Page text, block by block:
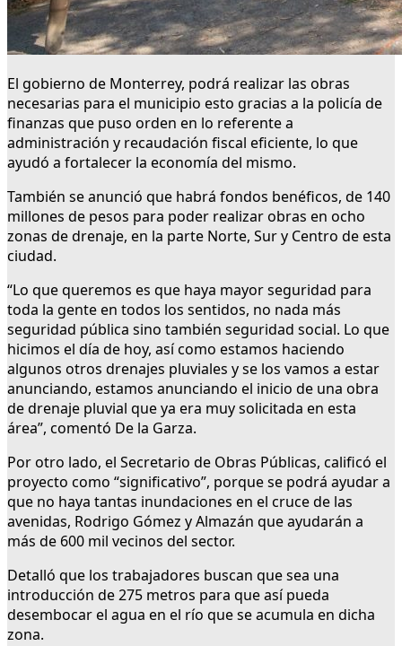
El gobierno de Monterrey, podrá realizar las obras
necesarias para el municipio esto gracias a la policía de
finanzas que puso orden en lo referente a
administración y recaudación fiscal eficiente, lo que
ayudó a fortalecer la economía del mismo.
También se anunció que habrá fondos benéficos, de 140
millones de pesos para poder realizar obras en ocho
zonas de drenaje, en la parte Norte, Sur y Centro de esta
ciudad.
“Lo que queremos es que haya mayor seguridad para
toda la gente en todos los sentidos, no nada más
seguridad pública sino también seguridad social. Lo que
hicimos el día de hoy, así como estamos haciendo
algunos otros drenajes pluviales y se los vamos a estar
anunciando, estamos anunciando el inicio de una obra
de drenaje pluvial que ya era muy solicitada en esta
área”, comentó De la Garza.
Por otro lado, el Secretario de Obras Públicas, calificó el
proyecto como “significativo”, porque se podrá ayudar a
que no haya tantas inundaciones en el cruce de las
avenidas, Rodrigo Gómez y Almazán que ayudarán a
más de 600 mil vecinos del sector.
Detalló que los trabajadores buscan que sea una
introducción de 275 metros para que así pueda
desembocar el agua en el río que se acumula en dicha
zona.